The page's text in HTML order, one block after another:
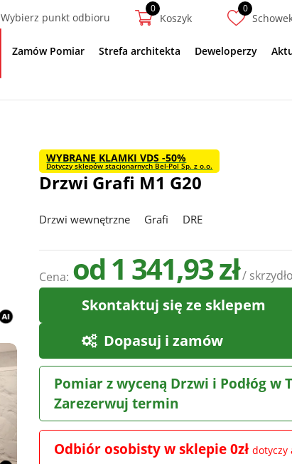
Wybierz punkt odbioru Koszyk
Zamów Pomiar Strefa architekta Deweloperzy
WYBRANE KLAMKI VDS -50%
Dotyczy sklepów stacjonarnych Bel-Pol Sp. z o.o.
Drzwi Grafi M1 G20
Drzwi wewnętrzne Grafi DRE
Cena: od 1 341,93 zł/
Skontaktuj się ze sklepem
Dopasuj i zamów
Pomiar z wyceną Drzwi i Podłóg w
Zarezerwuj termin
Odbiór osobisty w sklepie 0złdotyczy